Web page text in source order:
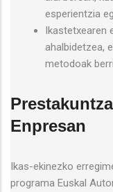
esperientzia
Ikastetxearen
ahalbidetzea,
metodoak
Enpresan
Ikas-ekinezko
programa Euskal